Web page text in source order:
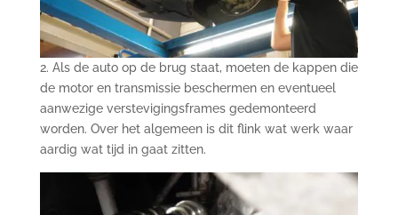
2. Als de auto op de brug staat, moeten de kappen die
de motor en transmissie beschermen en eventueel
aanwezige verstevigingsframes gedemonteerd
worden. Over het algemeen is dit flink wat werk waar
aardig wat tijd in gaat zitten.